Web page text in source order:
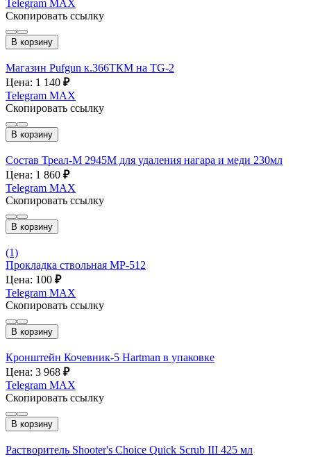
Telegram MAX
Скопировать ссылку
В корзину
Магазин Pufgun к.366ТКМ на TG-2
Цена: 1 140 ₽
Telegram MAX
Скопировать ссылку
В корзину
Состав Треал-М 2945М для удаления нагара и меди 230мл
Цена: 1 860 ₽
Telegram MAX
Скопировать ссылку
В корзину
(1)
Прокладка ствольная МР-512
Цена: 100 ₽
Telegram MAX
Скопировать ссылку
В корзину
Кронштейн Кочевник-5 Hartman в упаковке
Цена: 3 968 ₽
Telegram MAX
Скопировать ссылку
В корзину
Растворитель Shooter's Choice Quick Scrub III 425 мл